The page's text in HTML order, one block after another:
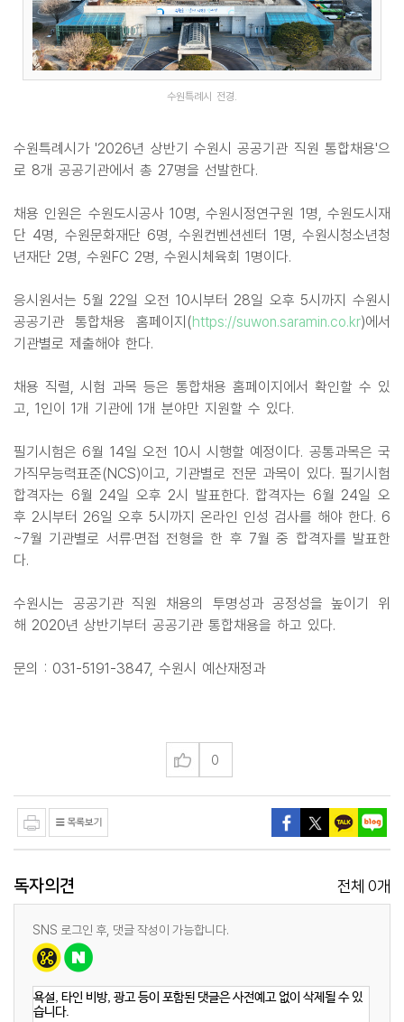
수원특례시 전경.
수원특례시가 '2026년 상반기 수원시 공공기관 직원 통합채용'으
로 8개 공공기관에서 총 27명을 선발한다.
채용 인원은 수원도시공사 10명, 수원시정연구원 1명, 수원도시재
단 4명, 수원문화재단 6명, 수원컨벤션센터 1명, 수원시청소년청
년재단 2명, 수원FC 2명, 수원시체육회 1명이다.
응시원서는 5월 22일 오전 10시부터 28일 오후 5시까지 수원시
공공기관 통합채용 홈페이지(https://suwon.saramin.co.kr)에서
기관별로 제출해야 한다.
채용 직렬, 시험 과목 등은 통합채용 홈페이지에서 확인할 수 있
고, 1인이 1개 기관에 1개 분야만 지원할 수 있다.
필기시험은 6월 14일 오전 10시 시행할 예정이다. 공통과목은 국
가직무능력표준(NCS)이고, 기관별로 전문 과목이 있다. 필기시험
합격자는 6월 24일 오후 2시 발표한다. 합격자는 6월 24일 오
후 2시부터 26일 오후 5시까지 온라인 인성 검사를 해야 한다. 6
~7월 기관별로 서류·면접 전형을 한 후 7월 중 합격자를 발표한
다.
수원시는 공공기관 직원 채용의 투명성과 공정성을 높이기 위
해 2020년 상반기부터 공공기관 통합채용을 하고 있다.
문의 : 031-5191-3847, 수원시 예산재정과
0
독자의견 전체 0개
SNS 로그인 후, 댓글 작성이 가능합니다.